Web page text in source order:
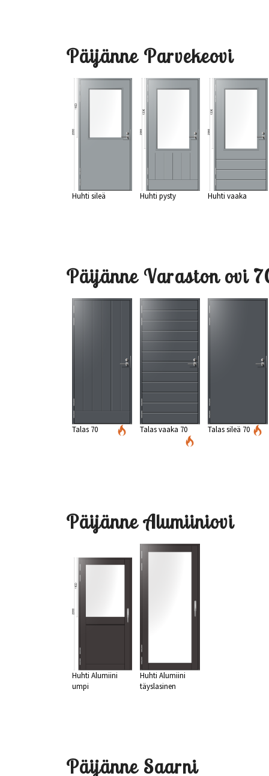
Päijänne Parvekeovi
Huhti sileä Huhti pysty Huhti vaaka
Päijänne Varaston ovi
Talas 70 Talas vaaka 70 Talas sileä 70
Päijänne Alumiiniovi
Huhti Alumiini
umpi
Huhti Alumiini
täyslasinen
Päijänne Saarni